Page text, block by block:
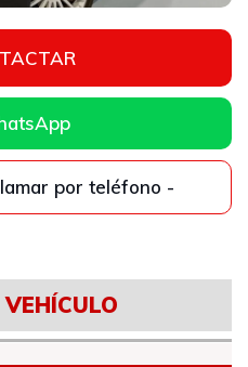
*** *** - Llamar por teléfono -